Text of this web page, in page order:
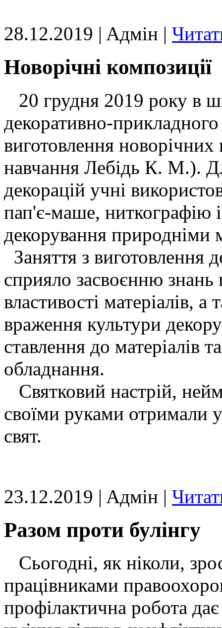
28.12.2019 | Aдмін |
Новорічні композиції
20 грудня 2019 року в
декоративно-
виготовлення
навчання Лебідь К. М.).
декорацій учні
пап'є-маше, ниткографію
декорування природніми
Заняття з виготовлення
сприяло засвоєнню знань
властивості матеріалів,
враження культури
ставлення до матеріалів
обладнання.
Святковий настрій,
своїми руками отримали
свят.
23.12.2019 | Aдмін |
Разом проти булінгу
Сьогодні, як ніколи,
працівниками
профілактична робота